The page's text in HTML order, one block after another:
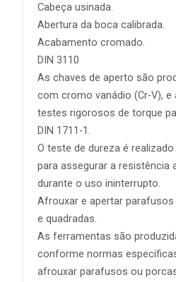
Cabeça usinada.
Abertura da boca calibrada.
Acabamento cromado.
DIN 3110
As chaves de aperto são
com cromo vanádio (Cr-V),
testes rigorosos de torque
DIN 1711-1.
O teste de dureza é
para assegurar a resistência
durante o uso ininterrupto.
Afrouxar e apertar
e quadradas.
As ferramentas são
conforme normas
afrouxar parafusos ou